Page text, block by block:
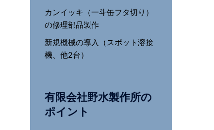
カンイッキ（一斗缶フタ切り）
の修理部品製作
新規機械の導入（スポット溶接
機、他2台）
有限会社野水製作所の
ポイント